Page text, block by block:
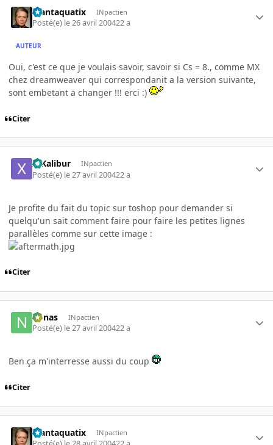
Plantaquatix INpactien
Posté(e) le 26 avril 200422 a
AUTEUR
Oui, c'est ce que je voulais savoir, savoir si Cs = 8., comme MX
chez dreamweaver qui correspondanit a la version suivante,
sont embetant a changer !!! erci :)
Citer
X-Kalibur INpactien
Posté(e) le 27 avril 200422 a
Je profite du fait du topic sur toshop pour demander si
quelqu'un sait comment faire pour faire les petites lignes
parallèles comme sur cette image :
Citer
nonas INpactien
Posté(e) le 27 avril 200422 a
Ben ça m'interresse aussi du coup
Citer
Plantaquatix INpactien